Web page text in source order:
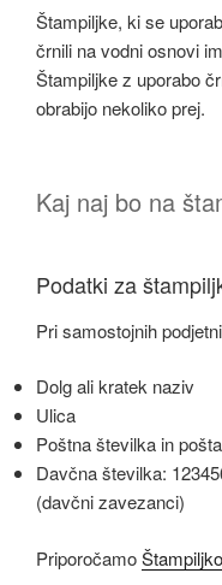
Štampiljke, ki se
črnili na vodni osnovi
Štampiljke z uporabo
obrabijo nekoliko prej.
Kaj naj bo na
Podatki za
Pri samostojnih
Dolg ali kratek naziv
Ulica
Poštna številka in pošta
Davčna številka:
(davčni zavezanci)
Priporočamo